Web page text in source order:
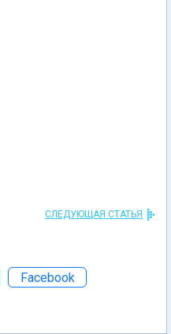
СЛЕДУЮЩАЯ СТАТЬЯ
Facebook